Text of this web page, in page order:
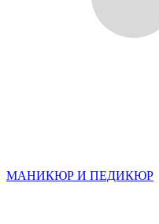
МАНИКЮР И ПЕДИКЮР